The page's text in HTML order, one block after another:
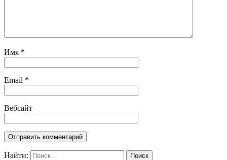
Имя *
Email *
Вебсайт
Найти: